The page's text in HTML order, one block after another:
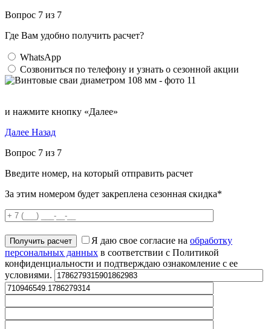
Вопрос 7 из 7
Где Вам удобно получить расчет?
WhatsApp
Созвониться по телефону и узнать о сезонной акции
и нажмите кнопку «Далее»
Далее Назад
Вопрос 7 из 7
Введите номер, на который отправить расчет
За этим номером будет закреплена сезонная скидка*
Я даю свое согласие на обработку
персональных данных в соответствии с Политикой
конфиденциальности и подтверждаю ознакомление с ее
условиями.